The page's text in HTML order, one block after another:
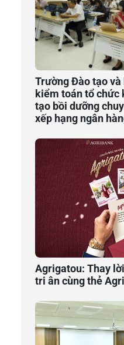
Trường Đào tạo
kiểm toán tổ chức
tạo bồi dưỡng
xếp hạng ngân
Agrigatou: Thay
tri ân cùng thẻ